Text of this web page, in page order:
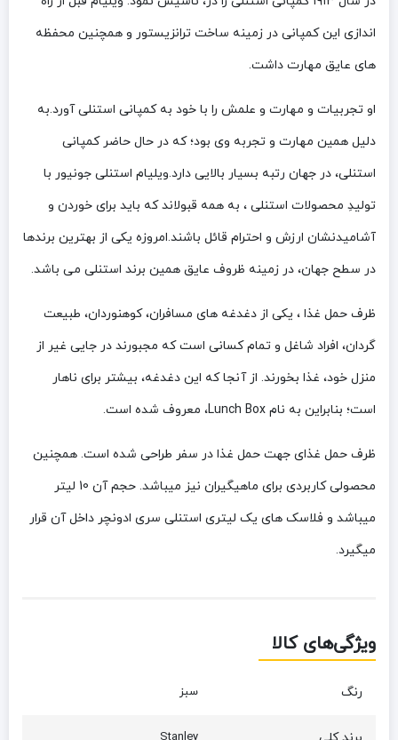
اندازی این کمپانی در زمینه ساخت ترانزیستور و همچنین محفظه
های عایق مهارت داشت.
او تجربیات و مهارت و علمش را با خود به کمپانی استنلی آورد.به
دلیل همین مهارت و تجربه وی بود؛ که در حال حاضر کمپانی
استنلی، در جهان رتبه بسیار بالایی دارد.ویلیام استنلی جونیور با
تولیدِ محصولات استنلی ، به همه قبولاند که باید برای خوردن و
آشامیدنشان ارزش و احترام قائل باشند.امروزه یکی از بهترین برندها
در سطح جهان، در زمینه ظروف عایق همین برند استنلی می باشد.
ظرف حمل غذا ، یکی از دغدغه های مسافران، کوهنوردان، طبیعت
گردان، افراد شاغل و تمام کسانی است که مجبورند در جایی غیر از
منزل خود، غذا بخورند. از آنجا که این دغدغه، بیشتر برای ناهار
است؛ بنابراین به نام Lunch Box، معروف شده است.
ظرف حمل غذای جهت حمل غذا در سفر طراحی شده است. همچنین
محصولی کاربردی برای ماهیگیران نیز میباشد. حجم آن 10 لیتر
میباشد و فلاسک های یک لیتری استنلی سری ادونچر داخل آن قرار
میگیرد.
ویژگی‌های کالا
رنگ سبز